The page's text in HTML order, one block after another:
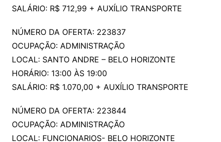
SALÁRIO: R$ 712,99 + AUXÍLIO TRANSPORTE
NÚMERO DA OFERTA: 223837
OCUPAÇÃO: ADMINISTRAÇÃO
LOCAL: SANTO ANDRE – BELO HORIZONTE
HORÁRIO: 13:00 ÀS 19:00
SALÁRIO: R$ 1.070,00 + AUXÍLIO TRANSPORTE
NÚMERO DA OFERTA: 223844
OCUPAÇÃO: ADMINISTRAÇÃO
LOCAL: FUNCIONARIOS- BELO HORIZONTE